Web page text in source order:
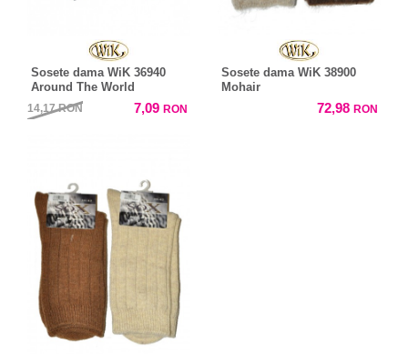
Sosete dama WiK 36940
Around The World
14,17RON 7,09 RON
Sosete dama WiK 38900
Mohair
72,98 RON